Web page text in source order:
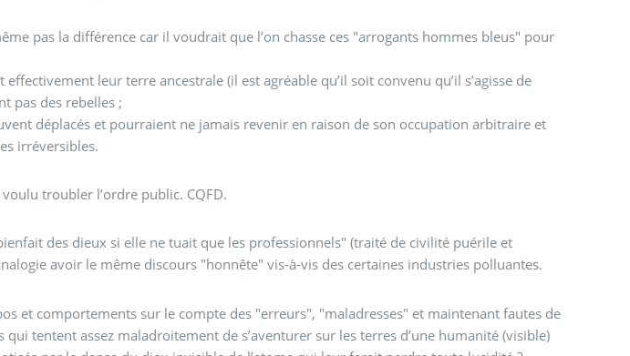
pas la différence car il voudrait que l’on chasse ces "arrogants hommes bleus" pour
leur terre ancestrale (il est agréable qu’il soit convenu qu’il s’agisse de
pas des rebelles ;
déplacés et pourraient ne jamais revenir en raison de son occupation arbitraire et
irréversibles.
Aussi Mr d’Arbonneau a délibérément voulu troubler l’ordre public. CQFD.
des dieux si elle ne tuait que les professionnels" (traité de civilité puérile et
avoir le même discours "honnête" vis-à-vis des certaines industries polluantes.
sur le compte des "erreurs", "maladresses" et maintenant fautes de
tentent assez maladroitement de s’aventurer sur les terres d’une humanité (visible)